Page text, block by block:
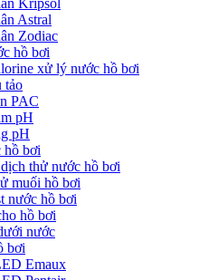
Kripsol
Astral
Zodiac
hồ bơi
xử lý nước hồ bơi
tảo
PAC
pH
pH
hồ bơi
thử nước hồ bơi
muối hồ bơi
nước hồ bơi
hồ bơi
nước
bơi
Emaux